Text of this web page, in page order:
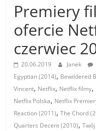
Premiery
ofercie
czerwiec
20.06.2019 Janek
Egyptian (2014), Bewildered
Vincent, Netflix, Netflix filmy,
Netflix Polska, Netflix
Reaction (2011),The Chord
Quarters Decent (2010),